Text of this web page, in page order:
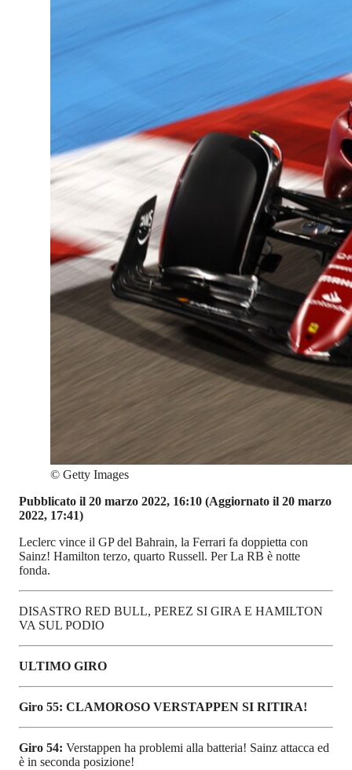
© Getty Images
Pubblicato il 20 marzo 2022, 16:10 (Aggiornato il 20 marzo
2022, 17:41)
Leclerc vince il GP del Bahrain, la Ferrari fa doppietta con
Sainz! Hamilton terzo, quarto Russell. Per La RB è notte
fonda.
DISASTRO RED BULL, PEREZ SI GIRA E HAMILTON
VA SUL PODIO
ULTIMO GIRO
Giro 55: CLAMOROSO VERSTAPPEN SI RITIRA!
Giro 54: Verstappen ha problemi alla batteria! Sainz attacca ed
è in seconda posizione!